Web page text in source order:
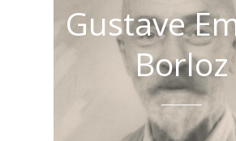
Gustave
Borloz